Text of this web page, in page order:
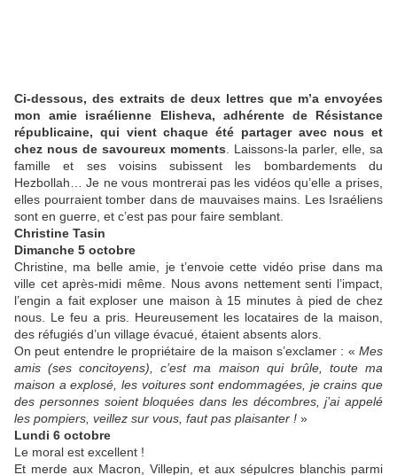
Ci-dessous, des extraits de deux lettres que m’a envoyées
mon amie israélienne Elisheva, adhérente de Résistance
républicaine, qui vient chaque été partager avec nous et
chez nous de savoureux moments . Laissons-la parler, elle, sa
famille et ses voisins subissent les bombardements du
Hezbollah… Je ne vous montrerai pas les vidéos qu’elle a prises,
elles pourraient tomber dans de mauvaises mains. Les Israéliens
sont en guerre, et c’est pas pour faire semblant.
Christine Tasin
Dimanche 5 octobre
Christine, ma belle amie, je t’envoie cette vidéo prise dans ma
ville cet après-midi même. Nous avons nettement senti l’impact,
l’engin a fait exploser une maison à 15 minutes à pied de chez
nous. Le feu a pris. Heureusement les locataires de la maison,
des réfugiés d’un village évacué, étaient absents alors.
On peut entendre le propriétaire de la maison s’exclamer : « Mes
amis (ses concitoyens), c’est ma maison qui brûle, toute ma
maison a explosé, les voitures sont endommagées, je crains que
des personnes soient bloquées dans les décombres, j’ai appelé
les pompiers, veillez sur vous, faut pas plaisanter ! »
Lundi 6 octobre
Le moral est excellent !
Et merde aux Macron, Villepin, et aux sépulcres blanchis parmi